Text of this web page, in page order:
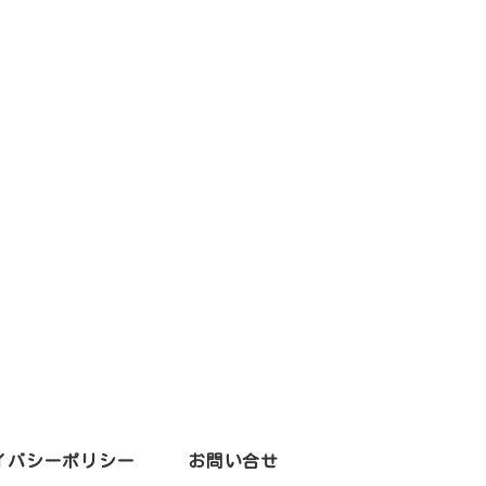
バシーポリシー お問い合せ